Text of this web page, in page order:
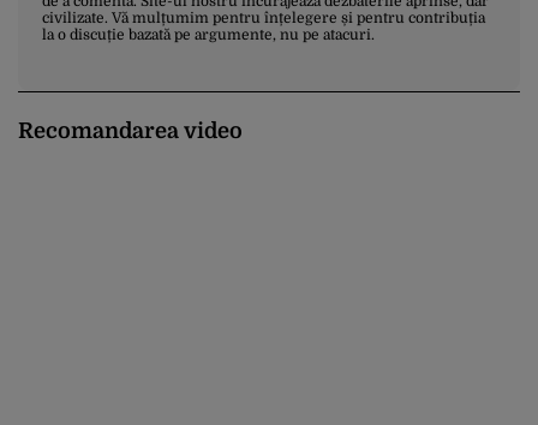
civilizate. Vă mulțumim pentru înțelegere și pentru contribuția
la o discuție bazată pe argumente, nu pe atacuri.
Recomandarea video